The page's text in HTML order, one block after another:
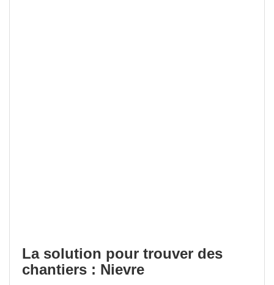
La solution pour trouver des
chantiers : Nievre